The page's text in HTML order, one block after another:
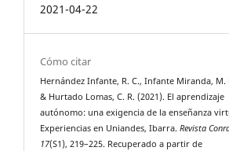
2021-04-22
Cómo citar
Hernández Infante, R. C., Infante Miranda, M.
& Hurtado Lomas, C. R. (2021). El aprendizaje
autónomo: una exigencia de la enseñanza
Experiencias en Uniandes, Ibarra.Revista
17(S1), 219–225. Recuperado a partir de